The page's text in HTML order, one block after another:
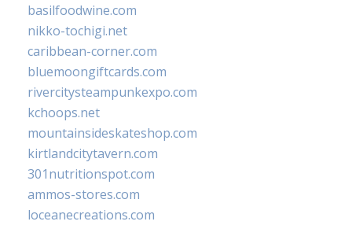
basilfoodwine.com
nikko-tochigi.net
caribbean-corner.com
bluemoongiftcards.com
rivercitysteampunkexpo.com
kchoops.net
mountainsideskateshop.com
kirtlandcitytavern.com
301nutritionspot.com
ammos-stores.com
loceanecreations.com